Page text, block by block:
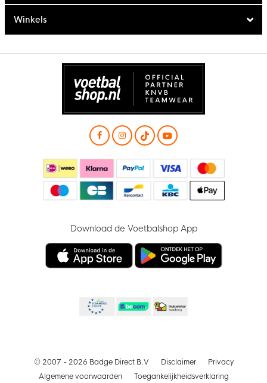
Winkels
Download de Voetbalshop App
© 2007 - 2026 Badge Direct B.V Disclaimer
Privacy
Algemene voorwaarden
Toegankelijkheidsverklaring